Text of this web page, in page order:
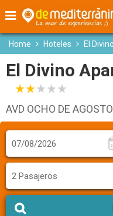
Home Hoteles El
El Divino
AVD OCHO DE
2 Pasajeros